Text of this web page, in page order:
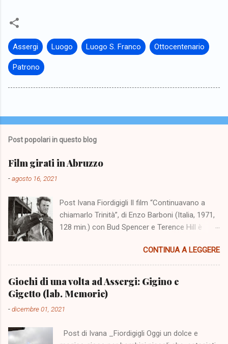
Assergi Luogo Luogo S. Franco Ottocentenario
Patrono
Post popolari in questo blog
Film girati in Abruzzo
-agosto 16, 2021
Post Ivana Fiordigigli Il film “Continuavano a
chiamarlo Trinità”, di Enzo Barboni (Italia, 1971,
128 min.) con Bud Spencer e Terence Hill è
Campo Imperatore cinquanta anni fa. Il 5
agosto 2021 a Fonte Vetica un numeroso
pubblico è stato presente alla sua proiezione e
all'incontro con Terence Hill. L'evento ci
richiama alla mente una serie di film realizzati
nello scenario dei monti abruzzesi, ma aiuta la
realizzata da Marzia di "Civico zero" e
CONTINUA A LEGGERE
Giochi di una volta ad Assergi: Gigino e
Gigetto (lab. Memorie)
-dicembre 01, 2021
Post di Ivana _Fiordigigli Oggi un dolce e